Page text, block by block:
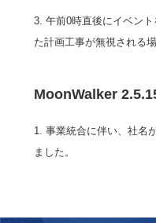
3. 午前0時直後にイベン
た計画工事が無視される
MoonWalker
1. 事業統合に伴い、社名
ました。